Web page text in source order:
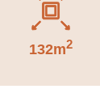
132m2